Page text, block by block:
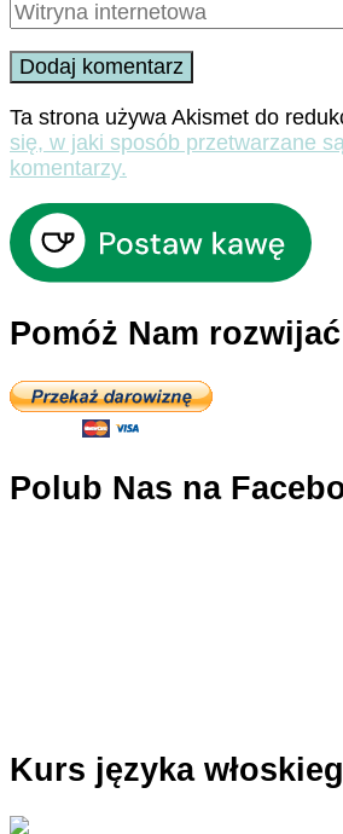
Ta strona używa Akismet do
się, w jaki sposób przetwarzane
komentarzy.
Pomóż Nam
Polub Nas na
Kurs języka